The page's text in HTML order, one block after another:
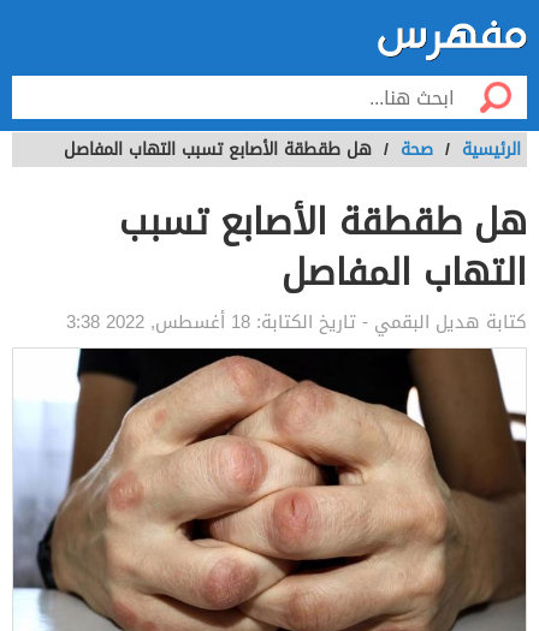
الرئيسية / صحة / هل طقطقة الأصابع تسبب التهاب المفاصل
هل طقطقة الأصابع تسبب
التهاب المفاصل
كتابة هديل البقمي - تاريخ الكتابة: 18 أغسطس, 2022 3:38